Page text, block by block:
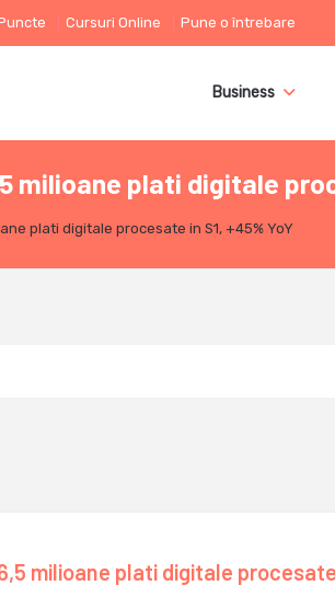
Cursuri Online Pune o întrebare
Business
milioane plati digitale
plati digitale procesate in S1, +45% YoY
milioane plati digitale procesate